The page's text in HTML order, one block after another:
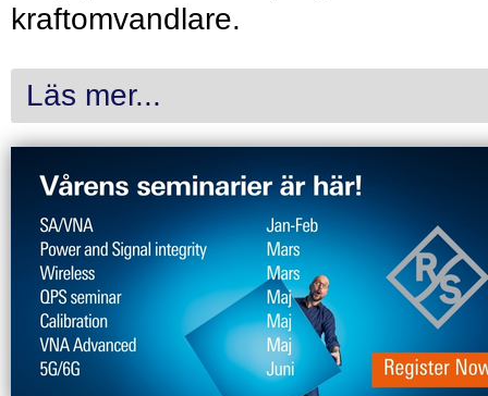
kraftomvandlare.
Läs mer...